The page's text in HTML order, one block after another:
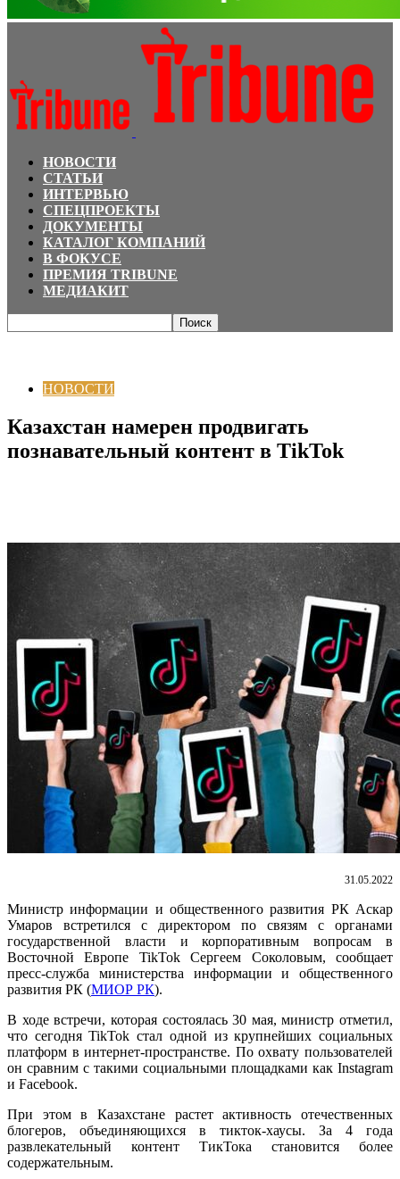
НОВОСТИ
СТАТЬИ
ИНТЕРВЬЮ
СПЕЦПРОЕКТЫ
ДОКУМЕНТЫ
КАТАЛОГ КОМПАНИЙ
В ФОКУСЕ
ПРЕМИЯ TRIBUNE
МЕДИАКИТ
НОВОСТИ
Казахстан намерен продвигать
познавательный контент в TikTok
31.05.2022
Министр информации и общественного развития РК Аскар
Умаров встретился с директором по связям с органами
государственной власти и корпоративным вопросам в
Восточной Европе TikTok Сергеем Соколовым, сообщает
пресс-служба министерства информации и общественного
развития РК (МИОР РК).
В ходе встречи, которая состоялась 30 мая, министр отметил,
что сегодня TikTok стал одной из крупнейших социальных
платформ в интернет-пространстве. По охвату пользователей
он сравним с такими социальными площадками как Instagram
и Facebook.
При этом в Казахстане растет активность отечественных
блогеров, объединяющихся в тикток-хаусы. За 4 года
развлекательный контент ТикТока становится более
содержательным.